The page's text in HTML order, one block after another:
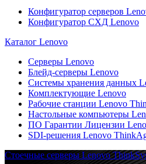
Конфигуратор серверов
Конфигуратор СХД Lenovo
Каталог Lenovo
Серверы Lenovo
Блейд-серверы Lenovo
Системы хранения данных
Комплектующие Lenovo
Рабочие станции Lenovo
Настольные компьютеры
ПО Гарантии Лицензии
SDI-решения Lenovo
Стоечные серверы Lenovo